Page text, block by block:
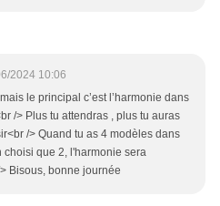
2024 10:06
le principal c’est l’harmonie dans
/> Plus tu attendras , plus tu auras
/> Quand tu as 4 modèles dans
choisi que 2, l'harmonie sera
Bisous, bonne journée